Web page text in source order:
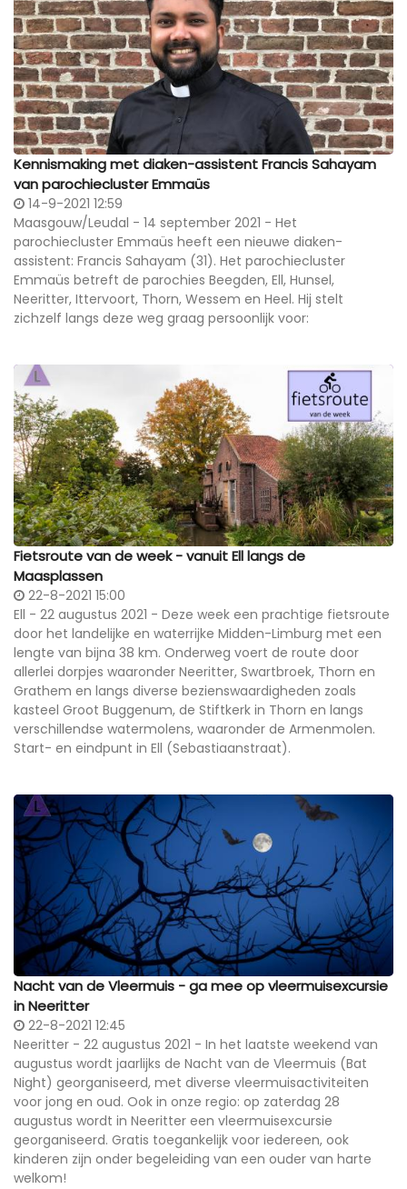
Kennismaking met diaken-assistent Francis Sahayam
van parochiecluster Emmaüs
14-9-2021 12:59
Maasgouw/Leudal - 14 september 2021 - Het
parochiecluster Emmaüs heeft een nieuwe diaken-
assistent: Francis Sahayam (31). Het parochiecluster
Emmaüs betreft de parochies Beegden, Ell, Hunsel,
Neeritter, Ittervoort, Thorn, Wessem en Heel. Hij stelt
zichzelf langs deze weg graag persoonlijk voor:
Fietsroute van de week - vanuit Ell langs de
Maasplassen
22-8-2021 15:00
Ell - 22 augustus 2021 - Deze week een prachtige fietsroute
door het landelijke en waterrijke Midden-Limburg met een
lengte van bijna 38 km. Onderweg voert de route door
allerlei dorpjes waaronder Neeritter, Swartbroek, Thorn en
Grathem en langs diverse bezienswaardigheden zoals
kasteel Groot Buggenum, de Stiftkerk in Thorn en langs
verschillendse watermolens, waaronder de Armenmolen.
Start- en eindpunt in Ell (Sebastiaanstraat).
Nacht van de Vleermuis - ga mee op vleermuisexcursie
in Neeritter
22-8-2021 12:45
Neeritter - 22 augustus 2021 - In het laatste weekend van
augustus wordt jaarlijks de Nacht van de Vleermuis (Bat
Night) georganiseerd, met diverse vleermuisactiviteiten
voor jong en oud. Ook in onze regio: op zaterdag 28
augustus wordt in Neeritter een vleermuisexcursie
georganiseerd. Gratis toegankelijk voor iedereen, ook
kinderen zijn onder begeleiding van een ouder van harte
welkom!